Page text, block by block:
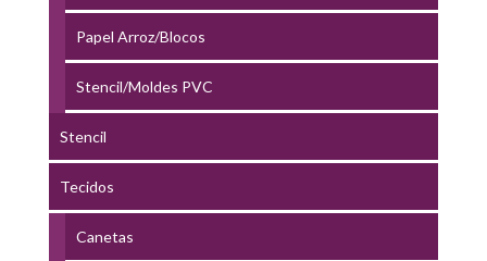
Papel Arroz/Blocos
Stencil/Moldes PVC
Stencil
Tecidos
Canetas